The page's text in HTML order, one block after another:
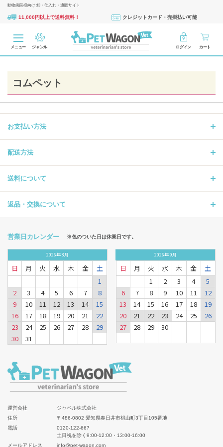
動物病院様向け 卸・仕入れ・通販サイト
11,000円以上で送料無料！ クレジットカード・売掛払い可能
メニュー ジャンル ログイン カート
コムペット
お支払い方法
配送方法
送料について
返品・交換について
営業日カレンダー ※色のついた日は休業日です。
2026年8月
日 月 火 水 木 金
土
1
2
3 4 5 6 7
8
9
10 11 12 13 14
15
16
17 18 19 20 21
22
23
24 25 26 27 28
29
30
31
2026年9月
日 月 火 水 木 金
土
1
2 3 4
5
6
7 8 9 10 11
12
13
14 15 16 17 18
19
20
21 22 23 24 25
26
27
28 29 30
運営会社
ジャペル株式会社
住所
〒486-0802 愛知県春日井市桃山町3丁目105番地
電話
0120-122-667
土日祝を除く9:00-12:00・13:00-16:00
メールアドレス
info@pet-wagon.com